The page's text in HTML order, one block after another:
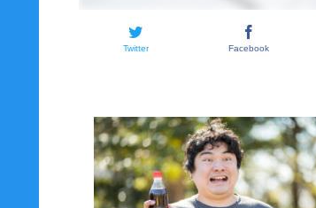
Twitter Facebook